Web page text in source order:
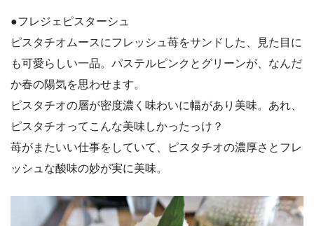
●フレジェピスターシュ
ピスタチオムースにフレッシュ苺をサンドした、見た目に
も可愛らしい一品。パステルピンクとグリーンが、なんだ
か春の陽気を思わせます。
ピスタチオの層が密度濃く味わいに幅があり美味。あれ、
ピスタチオってこんな美味しかったっけ？
苺がまたいい仕事をしていて、ピスタチオの濃厚さとフレ
ッシュな酸味の妙が実に美味。